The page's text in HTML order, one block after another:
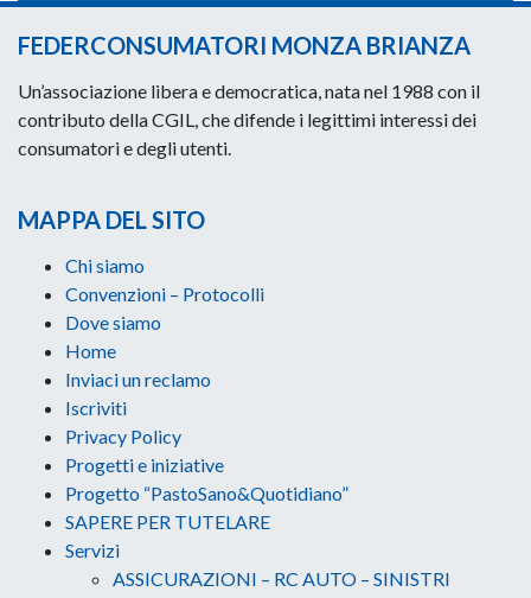
FEDERCONSUMATORI MONZA BRIANZA
Un’associazione libera e democratica, nata nel 1988 con il
contributo della CGIL, che difende i legittimi interessi dei
consumatori e degli utenti.
MAPPA DEL SITO
Chi siamo
Convenzioni – Protocolli
Dove siamo
Home
Inviaci un reclamo
Iscriviti
Privacy Policy
Progetti e iniziative
Progetto “PastoSano&Quotidiano”
SAPERE PER TUTELARE
Servizi
ASSICURAZIONI – RC AUTO – SINISTRI